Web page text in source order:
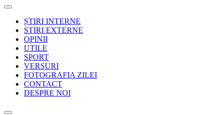
ȘTIRI INTERNE
STIRI EXTERNE
OPINII
UTILE
SPORT
VERSURI
FOTOGRAFIA ZILEI
CONTACT
DESPRE NOI